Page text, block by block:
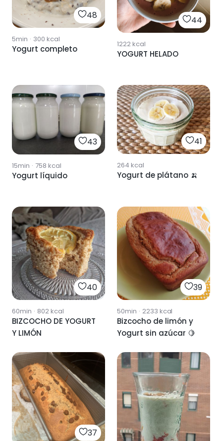
48
5min · 300 kcal
Yogurt completo
44
1222kcal
YOGURT HELADO
43
15min · 758 kcal
Yogurt líquido
41
264 kcal
Yogurt de plátano 🍌
40
60min · 802kcal
BIZCOCHO DE YOGURT
Y LIMÓN
39
50min · 2233 kcal
Bizcocho de limón y
Yogurt sin azúcar 🍋
37